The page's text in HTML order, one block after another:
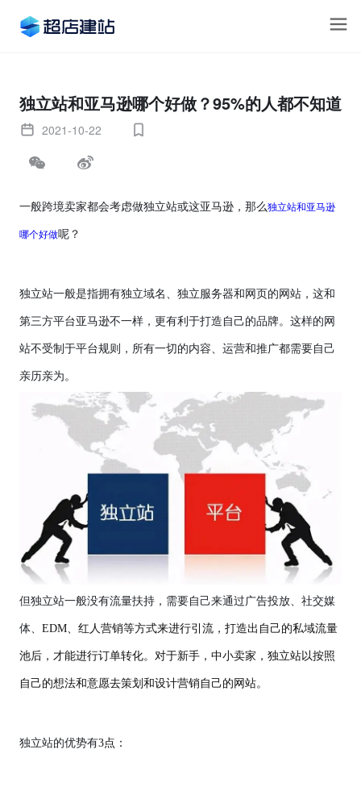
独立站和亚马逊哪个好做？95%的人都不知道
2021-10-22
一般跨境卖家都会考虑做独立站或这亚马逊，那么独立站和亚马逊
哪个好做呢？
独立站一般是指拥有独立域名、独立服务器和网页的网站，这和
第三方平台亚马逊不一样，更有利于打造自己的品牌。这样的网
站不受制于平台规则，所有一切的内容、运营和推广都需要自己
亲历亲为。
但独立站一般没有流量扶持，需要自己来通过广告投放、社交媒
体、 EDM、红人营销等方式来进行引流，打造出自己的私域流量
池后，才能进行订单转化。对于新手，中小卖家，独立站以按照
自己的想法和意愿去策划和设计营销自己的网站。
独立站的优势有3点：